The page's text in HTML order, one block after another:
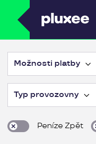
Možnosti platby
Typ provozovny
Peníze Zpět